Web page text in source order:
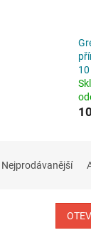
10
Nejprodávanější